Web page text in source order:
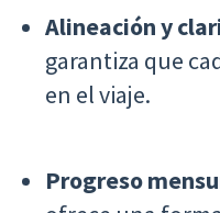
Alineación y
garantiza que
en el viaje.
Progreso